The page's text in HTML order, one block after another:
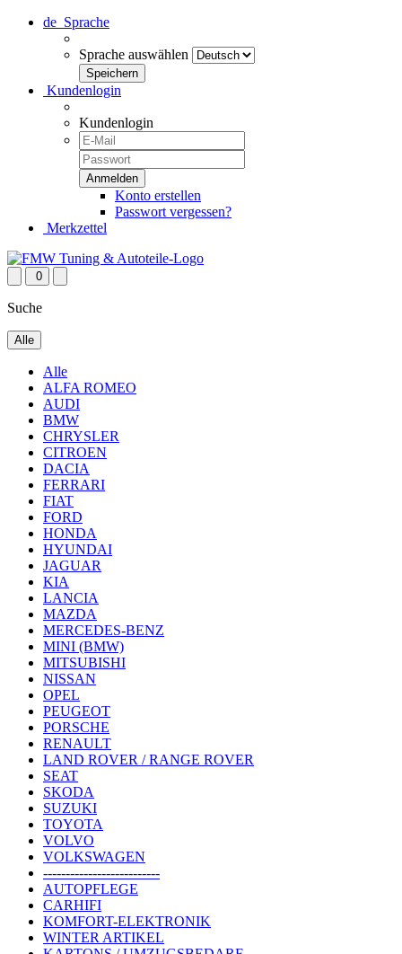
de Sprache
Sprache auswählen
Kundenlogin
Kundenlogin
Konto erstellen
Passwort vergessen?
Merkzettel
0
Suche
Alle
Alle
ALFA ROMEO
AUDI
BMW
CHRYSLER
CITROEN
DACIA
FERRARI
FIAT
FORD
HONDA
HYUNDAI
JAGUAR
KIA
LANCIA
MAZDA
MERCEDES-BENZ
MINI (BMW)
MITSUBISHI
NISSAN
OPEL
PEUGEOT
PORSCHE
RENAULT
LAND ROVER / RANGE ROVER
SEAT
SKODA
SUZUKI
TOYOTA
VOLVO
VOLKSWAGEN
--------------------------
AUTOPFLEGE
CARHIFI
KOMFORT-ELEKTRONIK
WINTER ARTIKEL